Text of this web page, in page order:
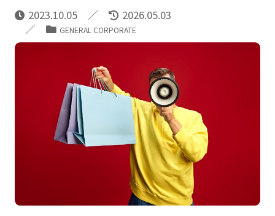
2023.10.05 2026.05.03
GENERAL CORPORATE